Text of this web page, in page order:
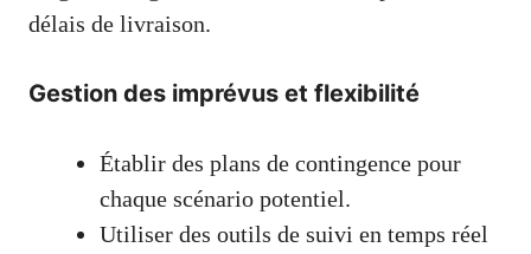
délais de livraison.
Gestion des imprévus et flexibilité
Établir des plans de contingence pour
chaque scénario potentiel.
Utiliser des outils de suivi en temps réel